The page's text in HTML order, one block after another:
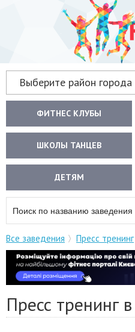
Выберите район города
ФИТНЕС КЛУБЫ
ШКОЛЫ ТАНЦЕВ
ДЕТЯМ
Все заведения Пресс тренинг
Пресс тренинг